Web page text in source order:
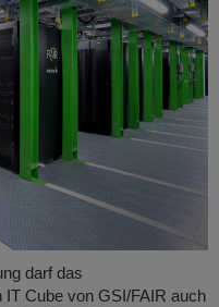
darf das
Cube von GSI/FAIR auch